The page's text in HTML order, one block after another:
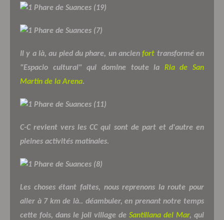
Il y a là, au pied du phare, un ancienfort transformé en
"Espacio cultural" qui domine toute la Ria de San
Martin de la Arena.
C-C revient vers les CC qui sont de part et d'autre en
pleines activités matinales.
Les choses étant faites, nous reprenons la route pour
aller à 7 km de là.. déambuler, en prenant notre temps
cette fois, dans le joli village de Santillana del Mar, qui